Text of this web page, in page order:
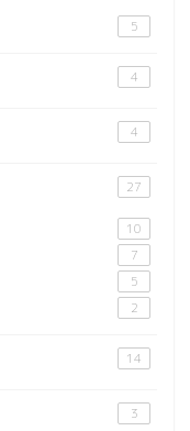
5
4
4
27
10
7
5
2
14
3